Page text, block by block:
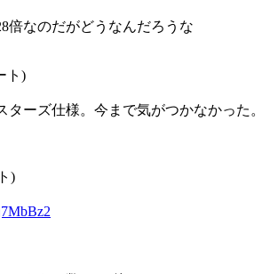
倍なのだがどうなんだろうな
ト)
ーズ仕様。今まで気がつかなかった。
)